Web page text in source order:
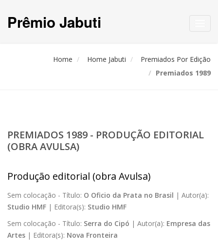
Prêmio Jabuti
Home Home Jabuti
Premiados Por Edição
Premiados 1989
PREMIADOS 1989 - PRODUÇÃO EDITORIAL
(OBRA AVULSA)
Produção editorial (obra Avulsa)
Sem colocação - Título: O Oficio da Prata no Brasil | Autor(a):
Studio HMF | Editora(s): Studio HMF
Sem colocação - Título: Serra do Cipó | Autor(a): Empresa das
Artes | Editora(s): Nova Fronteira